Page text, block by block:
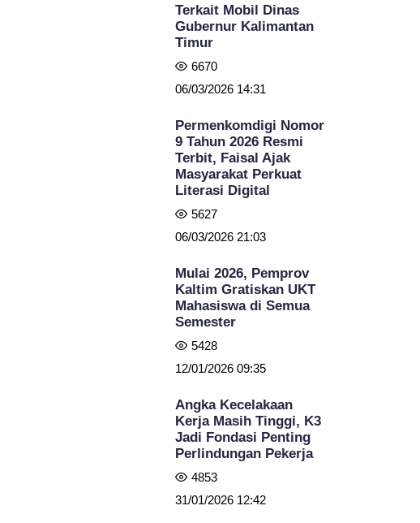
Terkait Mobil Dinas
Gubernur Kalimantan
Timur
6670
06/03/2026 14:31
Permenkomdigi Nomor
9 Tahun 2026 Resmi
Terbit, Faisal Ajak
Masyarakat Perkuat
Literasi Digital
5627
06/03/2026 21:03
Mulai 2026, Pemprov
Kaltim Gratiskan UKT
Mahasiswa di Semua
Semester
5428
12/01/2026 09:35
Angka Kecelakaan
Kerja Masih Tinggi, K3
Jadi Fondasi Penting
Perlindungan Pekerja
4853
31/01/2026 12:42